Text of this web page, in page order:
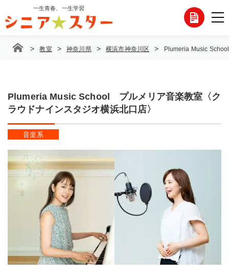
テ
一生青春、一生学習
各
い
> 教室 > 神奈川県 > 横浜市神奈川区 > Plumeria Music
Plumeria Music School プルメリア音楽教室〈ク
ラウドナインスタジオ横浜北口店〉
音楽系